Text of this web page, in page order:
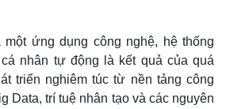
ứng dụng công nghệ, hệ thống
nhân tự động là kết quả của quá
triển nghiêm túc từ nền tảng công
Data, trí tuệ nhân tạo và các nguyên